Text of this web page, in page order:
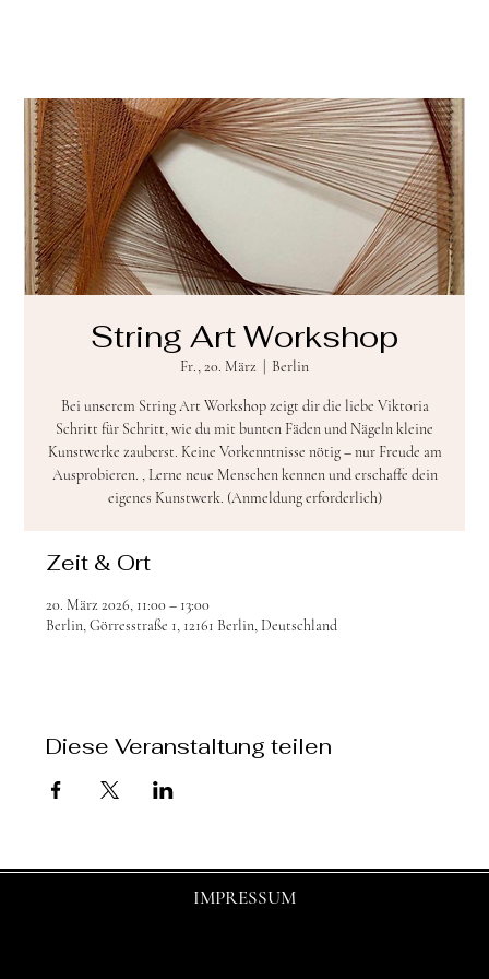
String Art Workshop
Fr., 20. März Berlin
Bei unserem String Art Workshop zeigt dir die liebe Viktoria
Schritt für Schritt, wie du mit bunten Fäden und Nägeln kleine
Kunstwerke zauberst. Keine Vorkenntnisse nötig – nur Freude am
Ausprobieren. , Lerne neue Menschen kennen und erschaffe dein
eigenes Kunstwerk. (Anmeldung erforderlich)
Zeit & Ort
20. März 2026, 11:00 – 13:00
Berlin, Görresstraße 1, 12161 Berlin, Deutschland
Diese Veranstaltung teilen
IMPRESSUM